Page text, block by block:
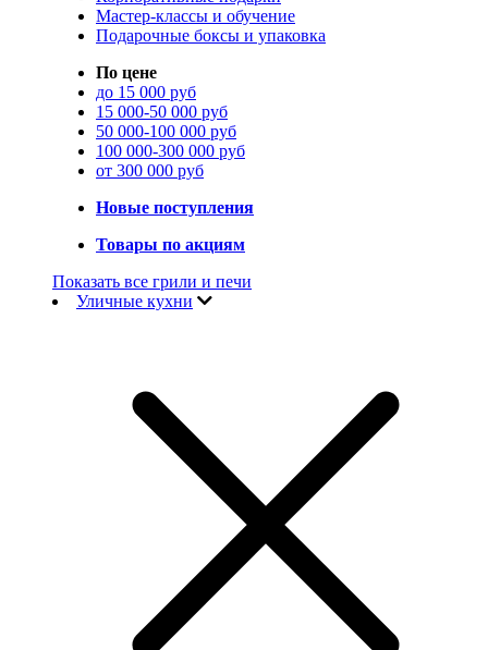
Мастер-классы и обучение
Подарочные боксы и упаковка
По цене
до 15 000 руб
15 000-50 000 руб
50 000-100 000 руб
100 000-300 000 руб
от 300 000 руб
Новые поступления
Товары по акциям
Показать все грили и печи
Уличные кухни